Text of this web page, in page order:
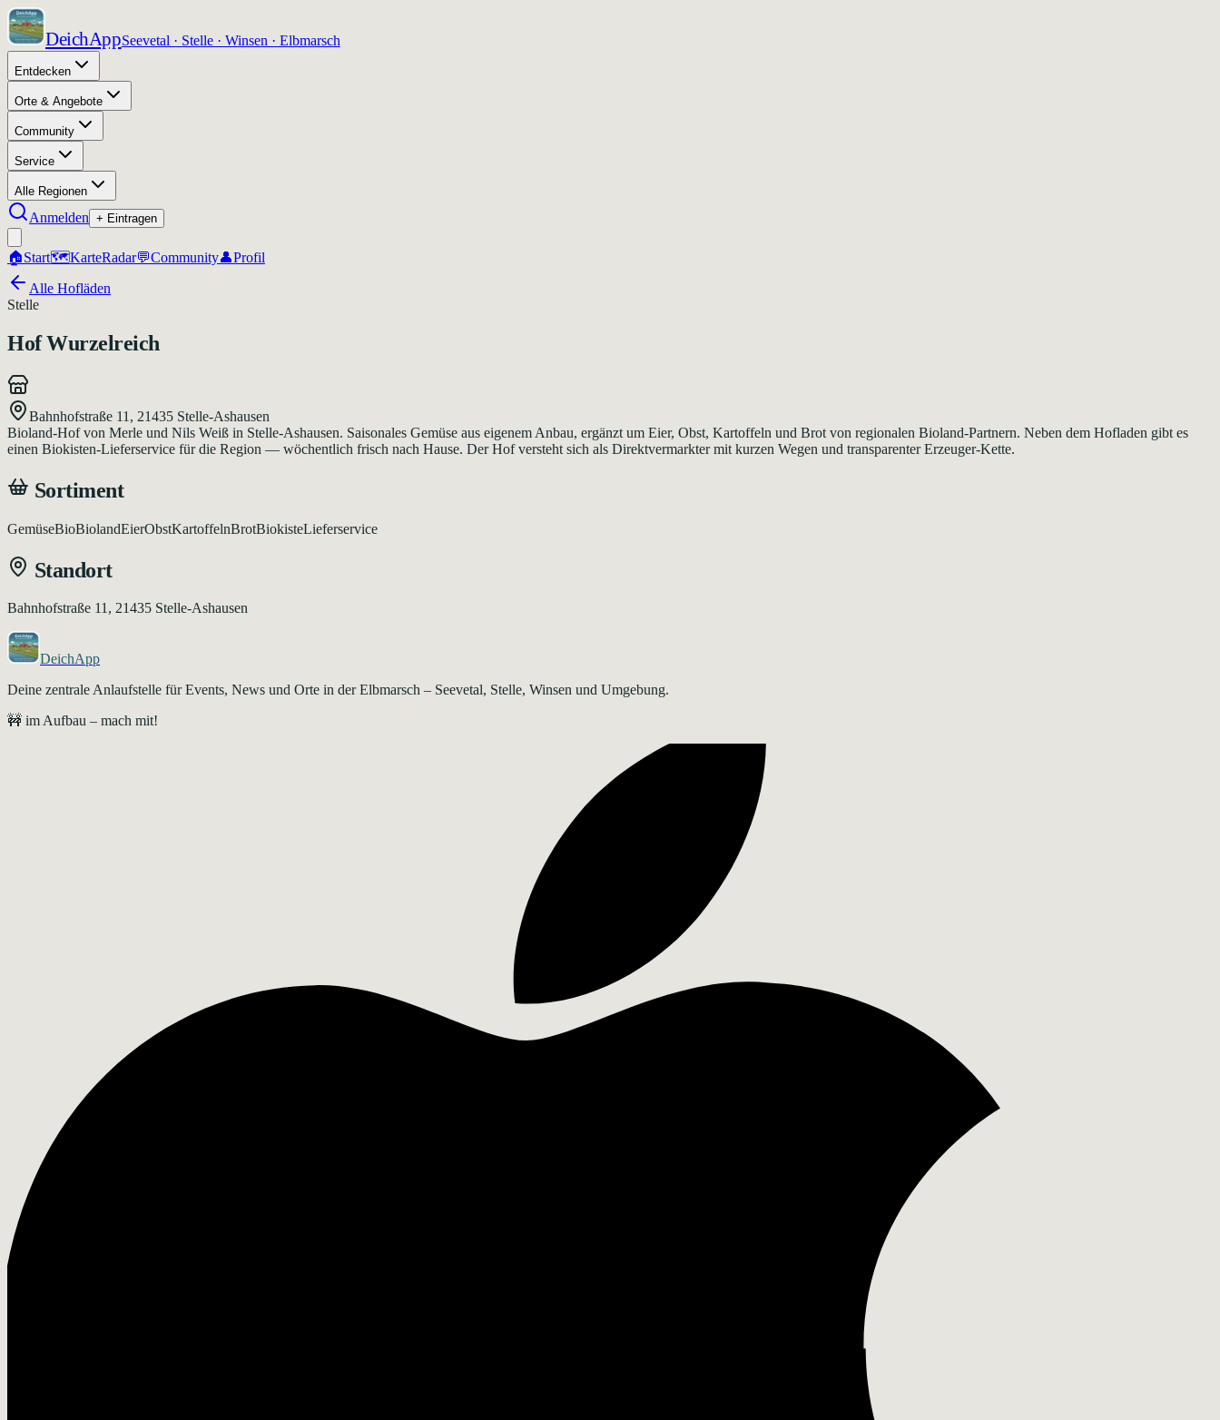
DeichAppSeevetal · Stelle · Winsen · Elbmarsch
Entdecken
Orte & Angebote
Community
Service
Alle Regionen
Anmelden + Eintragen
🏠Start🗺️KarteRadar💬Community👤Profil
Alle Hofläden
Stelle
Hof Wurzelreich
Bahnhofstraße 11 , 21435 Stelle-Ashausen
Bioland-Hof von Merle und Nils Weiß in Stelle-Ashausen. Saisonales Gemüse aus eigenem Anbau, ergänzt um Eier, Obst, Kartoffeln und Brot von regionalen Bioland-Partnern. Neben dem Hofladen gibt es
einen Biokisten-Lieferservice für die Region — wöchentlich frisch nach Hause. Der Hof versteht sich als Direktvermarkter mit kurzen Wegen und transparenter Erzeuger-Kette.
Sortiment
GemüseBioBiolandEierObstKartoffelnBrotBiokisteLieferservice
Standort
Bahnhofstraße 11, 21435 Stelle-Ashausen
DeichApp
Deine zentrale Anlaufstelle für Events, News und Orte in der Elbmarsch – Seevetal, Stelle, Winsen und Umgebung.
🚧 im Aufbau – mach mit!